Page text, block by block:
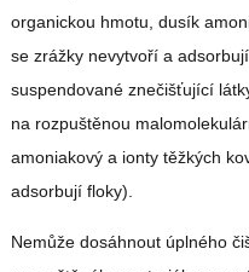
organickou hmotu, dusík
se zrážky nevytvoří a
suspendované znečišťující
na rozpuštěnou
amoniakový a ionty těžkých
adsorbují floky).
Nemůže dosáhnout úplného